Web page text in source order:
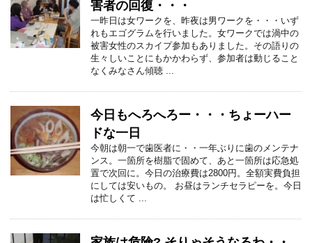
害者の回復・・・
一昨日は女ワークを、昨夜は男ワークを・・・いず
れもエゴグラムを行いました。女ワークでは渦中の
被害女性のスカイプ参加もありました。その語りの
生々しいことにもかかわらず、参加者は動じること
なくみなさん傾聴 ...
今日もへろへろー・・・ちょーハー
ドな一日
今朝は朝一で歯医者に・・一年ぶりに歯のメンテナ
ンス。一箇所を樹脂で固めて、あと一箇所は応急処
置で次回に。今日の治療費は2800円。全額実費負担
にしては安いもの。 お昼はランチセラピーを。今日
は忙しくて ...